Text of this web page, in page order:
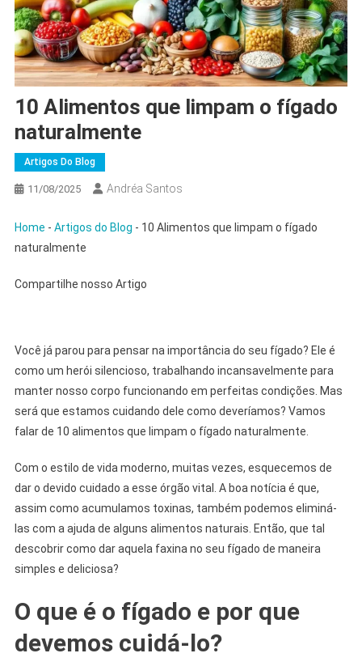
10 Alimentos que limpam o fígado
naturalmente
Artigos Do Blog
11/08/2025 Andréa Santos
Home - Artigos do Blog - 10 Alimentos que limpam o fígado
naturalmente
Compartilhe nosso Artigo
Você já parou para pensar na importância do seu fígado? Ele é
como um herói silencioso, trabalhando incansavelmente para
manter nosso corpo funcionando em perfeitas condições. Mas
será que estamos cuidando dele como deveríamos? Vamos
falar de 10 alimentos que limpam o fígado naturalmente.
Com o estilo de vida moderno, muitas vezes, esquecemos de
dar o devido cuidado a esse órgão vital. A boa notícia é que,
assim como acumulamos toxinas, também podemos eliminá-
las com a ajuda de alguns alimentos naturais. Então, que tal
descobrir como dar aquela faxina no seu fígado de maneira
simples e deliciosa?
O que é o fígado e por que
devemos cuidá-lo?